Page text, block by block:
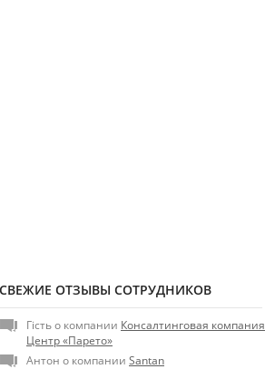
СВЕЖИЕ ОТЗЫВЫ СОТРУДНИКОВ
Гість о компании Консалтинговая компания
Центр «Парето»
Антон о компании Santan